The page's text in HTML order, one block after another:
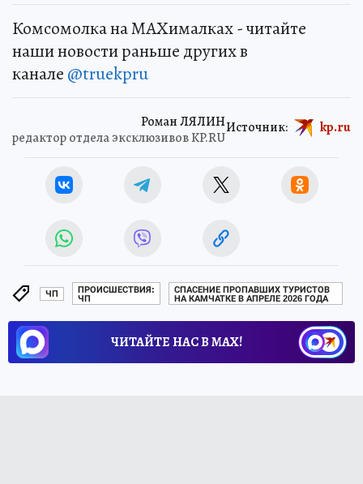
Комсомолка на MAXималках - читайте
наши новости раньше других в
канале @truekpru
Роман ЛЯЛИН
редактор отдела эксклюзивов KP.RU
Источник: kp.ru
ЧП
ПРОИСШЕСТВИЯ:
ЧП
СПАСЕНИЕ ПРОПАВШИХ ТУРИСТОВ
НА КАМЧАТКЕ В АПРЕЛЕ 2026 ГОДА
ЧИТАЙТЕ НАС В МАХ!